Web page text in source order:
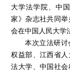
大学法学院、中
家》杂志社共同
会在中国人民大学
本次立法研
权益部、江西省
法大学、中国社会